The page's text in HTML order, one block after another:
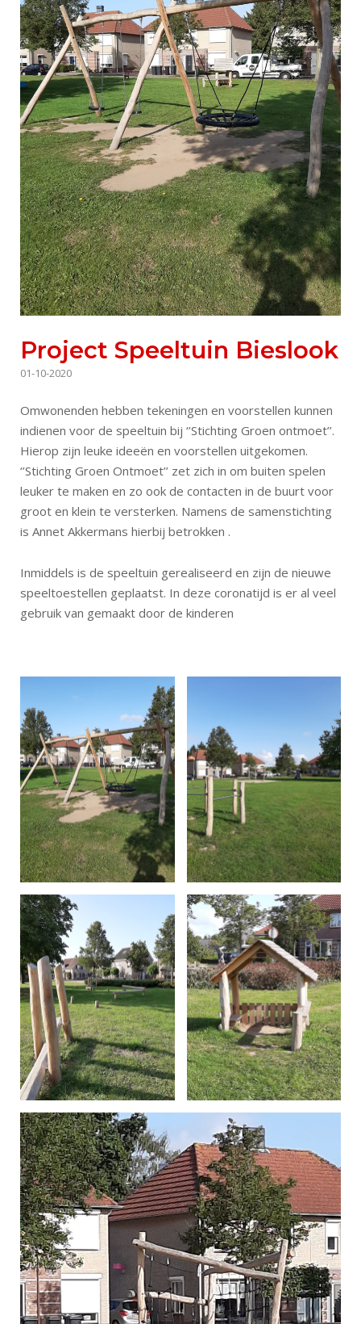
Project Speeltuin Bieslook
01-10-2020
Omwonenden hebben tekeningen en voorstellen kunnen
indienen voor de speeltuin bij ‘’Stichting Groen ontmoet’’.
Hierop zijn leuke ideeën en voorstellen uitgekomen.
‘’Stichting Groen Ontmoet’’ zet zich in om buiten spelen
leuker te maken en zo ook de contacten in de buurt voor
groot en klein te versterken. Namens de samenstichting
is Annet Akkermans hierbij betrokken .
Inmiddels is de speeltuin gerealiseerd en zijn de nieuwe
speeltoestellen geplaatst. In deze coronatijd is er al veel
gebruik van gemaakt door de kinderen